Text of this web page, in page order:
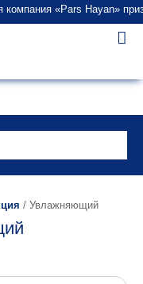
«Pars Hayan»
/ Увлажняющий